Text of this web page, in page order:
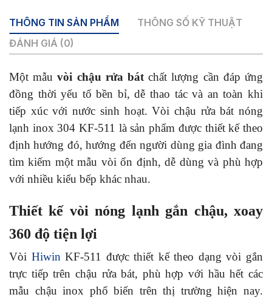
THÔNG TIN SẢN PHẨM
THÔNG SỐ KỸ THUẬT
ĐÁNH GIÁ (0)
Một mẫuvòi chậu rửa bát chất lượng cần đáp ứng
đồng thời yếu tố bền bỉ, dễ thao tác và an toàn khi
tiếp xúc với nước sinh hoạt. Vòi chậu rửa bát nóng
lạnh inox 304 KF-511 là sản phẩm được thiết kế theo
định hướng đó, hướng đến người dùng gia đình đang
tìm kiếm một mẫu vòi ổn định, dễ dùng và phù hợp
với nhiều kiểu bếp khác nhau.
Thiết kế vòi nóng lạnh gắn chậu, xoay
360 độ tiện lợi
Vòi Hiwin KF-511 được thiết kế theo dạng vòi gắn
trực tiếp trên chậu rửa bát, phù hợp với hầu hết các
mẫu chậu inox phổ biến trên thị trường hiện nay.